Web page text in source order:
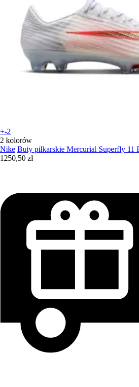
+-2
2 kolorów
Nike Buty piłkarskie Mercurial Superfly 11
1250,50 zł